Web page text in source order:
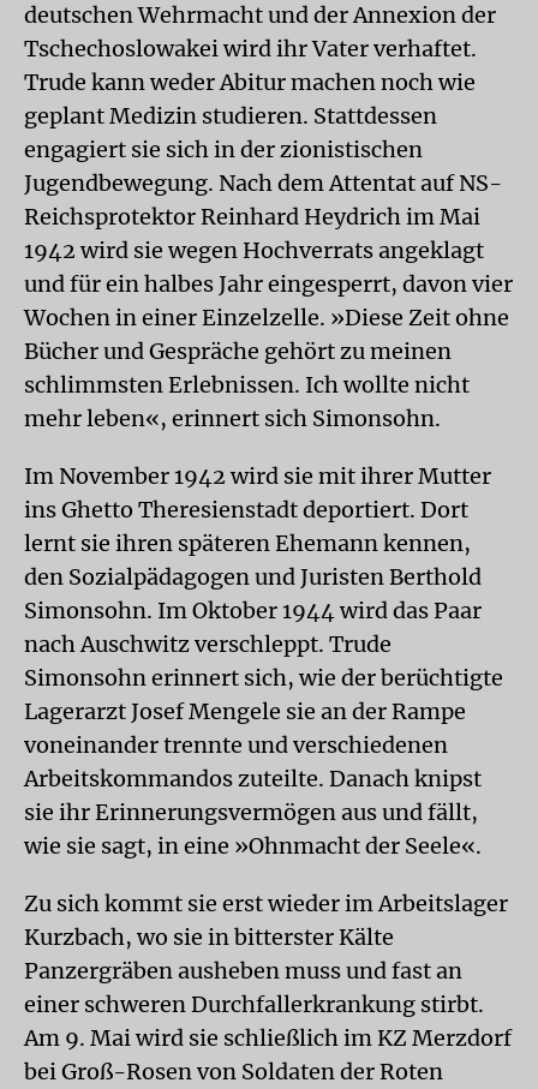
deutschen Wehrmacht und der Annexion der
Tschechoslowakei wird ihr Vater verhaftet.
Trude kann weder Abitur machen noch wie
geplant Medizin studieren. Stattdessen
engagiert sie sich in der zionistischen
Jugendbewegung. Nach dem Attentat auf NS-
Reichsprotektor Reinhard Heydrich im Mai
1942 wird sie wegen Hochverrats angeklagt
und für ein halbes Jahr eingesperrt, davon vier
Wochen in einer Einzelzelle. »Diese Zeit ohne
Bücher und Gespräche gehört zu meinen
schlimmsten Erlebnissen. Ich wollte nicht
mehr leben«, erinnert sich Simonsohn.
Im November 1942 wird sie mit ihrer Mutter
ins Ghetto Theresienstadt deportiert. Dort
lernt sie ihren späteren Ehemann kennen,
den Sozialpädagogen und Juristen Berthold
Simonsohn. Im Oktober 1944 wird das Paar
nach Auschwitz verschleppt. Trude
Simonsohn erinnert sich, wie der berüchtigte
Lagerarzt Josef Mengele sie an der Rampe
voneinander trennte und verschiedenen
Arbeitskommandos zuteilte. Danach knipst
sie ihr Erinnerungsvermögen aus und fällt,
wie sie sagt, in eine »Ohnmacht der Seele«.
Zu sich kommt sie erst wieder im Arbeitslager
Kurzbach, wo sie in bitterster Kälte
Panzergräben ausheben muss und fast an
einer schweren Durchfallerkrankung stirbt.
Am 9. Mai wird sie schließlich im KZ Merzdorf
bei Groß-Rosen von Soldaten der Roten